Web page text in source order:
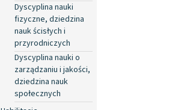
Dyscyplina nauki
fizyczne, dziedzina
nauk ścisłych i
przyrodniczych
Dyscyplina nauki o
zarządzaniu i jakości,
dziedzina nauk
społecznych